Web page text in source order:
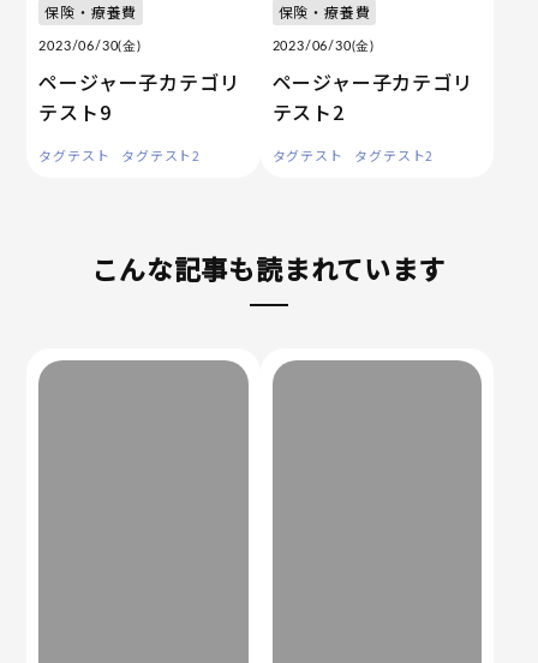
保険・療養費
2023/06/30(金)
ページャー子カテゴリ
テスト9
タグテスト タグテスト2
保険・療養費
2023/06/30(金)
ページャー子カテゴリ
テスト2
タグテスト タグテスト2
こんな記事も読まれています